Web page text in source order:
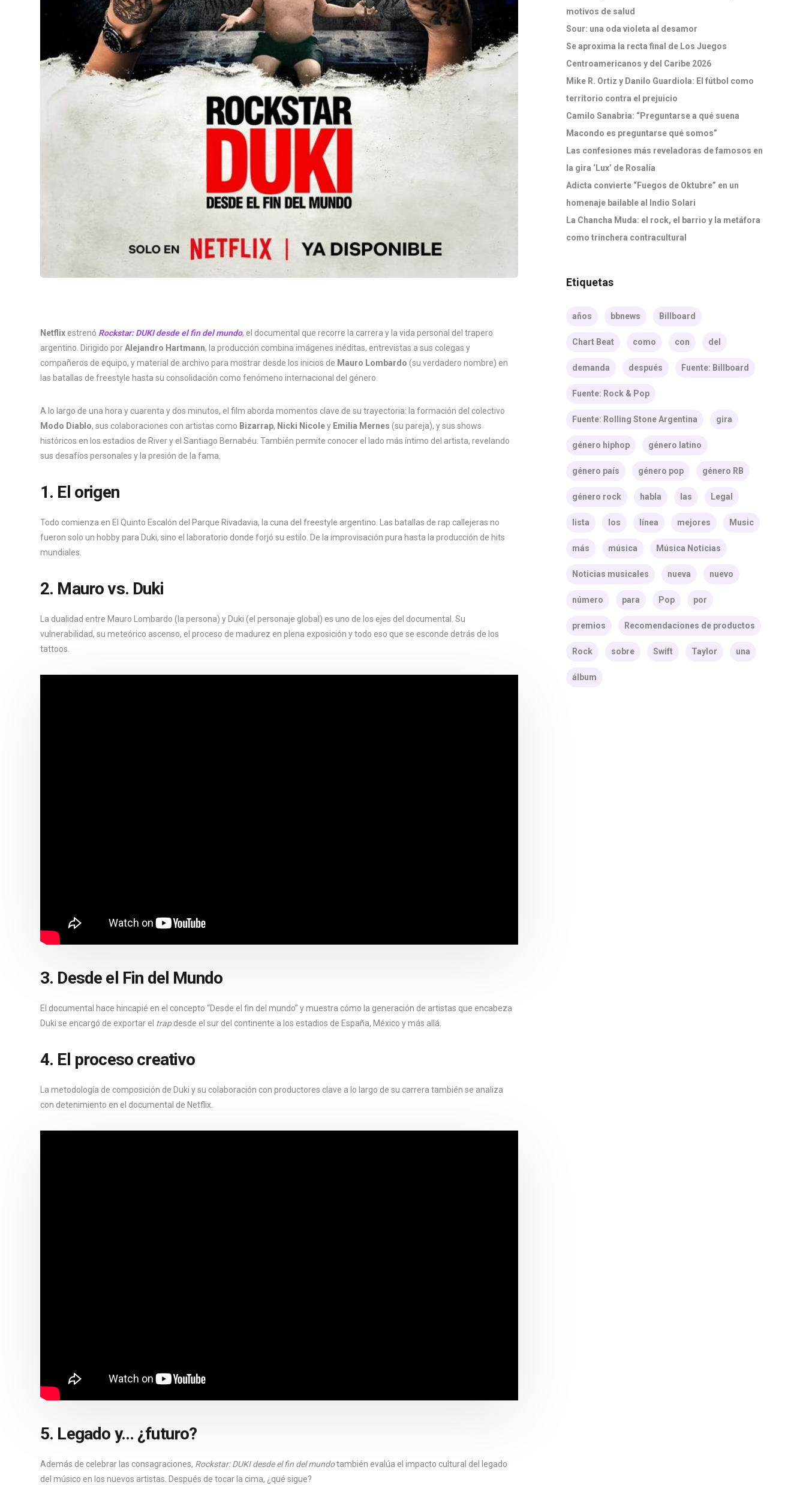
Netflix estrenó Rockstar: DUKI desde el fin del mundo, el documental que recorre la carrera y la vida personal del trapero
argentino. Dirigido porAlejandro Hartmann, la producción combina imágenes inéditas, entrevistas a sus colegas y
compañeros de equipo, y material de archivo para mostrar desde los inicios de Mauro Lombardo (su verdadero nombre) en
las batallas de freestyle hasta su consolidación como fenómeno internacional del género.
A lo largo de una hora y cuarenta y dos minutos, el film aborda momentos clave de su trayectoria: la formación del colectivo
Modo Diablo, sus colaboraciones con artistas como Bizarrap, Nicki Nicoley Emilia Mernes (su pareja), y sus shows
históricos en los estadios de River y el Santiago Bernabéu. También permite conocer el lado más íntimo del artista, revelando
sus desafíos personales y la presión de la fama.
1. El origen
Todo comienza en El Quinto Escalón del Parque Rivadavia, la cuna del freestyle argentino. Las batallas de rap callejeras no
fueron solo un hobby para Duki, sino el laboratorio donde forjó su estilo. De la improvisación pura hasta la producción de hits
mundiales.
2. Mauro vs. Duki
La dualidad entre Mauro Lombardo (la persona) y Duki (el personaje global) es uno de los ejes del documental. Su
vulnerabilidad, su meteórico ascenso, el proceso de madurez en plena exposición y todo eso que se esconde detrás de los
tattoos.
3. Desde el Fin del Mundo
El documental hace hincapié en el concepto “Desde el fin del mundo” y muestra cómo la generación de artistas que encabeza
Duki se encargó de exportar el trapdesde el sur del continente a los estadios de España, México y más allá.
4. El proceso creativo
La metodología de composición de Duki y su colaboración con productores clave a lo largo de su carrera también se analiza
con detenimiento en el documental de Netflix.
5. Legado y… ¿futuro?
Además de celebrar las consagraciones, Rockstar: DUKI desde el fin del mundotambién evalúa el impacto cultural del legado
del músico en los nuevos artistas. Después de tocar la cima, ¿qué sigue?
motivos de salud
Sour: una oda violeta al desamor
Se aproxima la recta final de Los Juegos
Centroamericanos y del Caribe 2026
Mike R. Ortiz y Danilo Guardiola: El fútbol como
territorio contra el prejuicio
Camilo Sanabria: “Preguntarse a qué suena
Macondo es preguntarse qué somos”
Las confesiones más reveladoras de famosos en
la gira ‘Lux’ de Rosalía
Adicta convierte “Fuegos de Oktubre” en un
homenaje bailable al Indio Solari
La Chancha Muda: el rock, el barrio y la metáfora
como trinchera contracultural
Etiquetas
años bbnews Billboard
Chart Beat como con del
demanda después Fuente: Billboard
Fuente: Rock & Pop
Fuente: Rolling Stone Argentina gira
género hiphop género latino
género país género pop género RB
género rock habla las Legal
lista los línea mejores Music
más música Música Noticias
Noticias musicales nueva nuevo
número para Pop por
premios Recomendaciones de productos
Rock sobre Swift Taylor una
álbum